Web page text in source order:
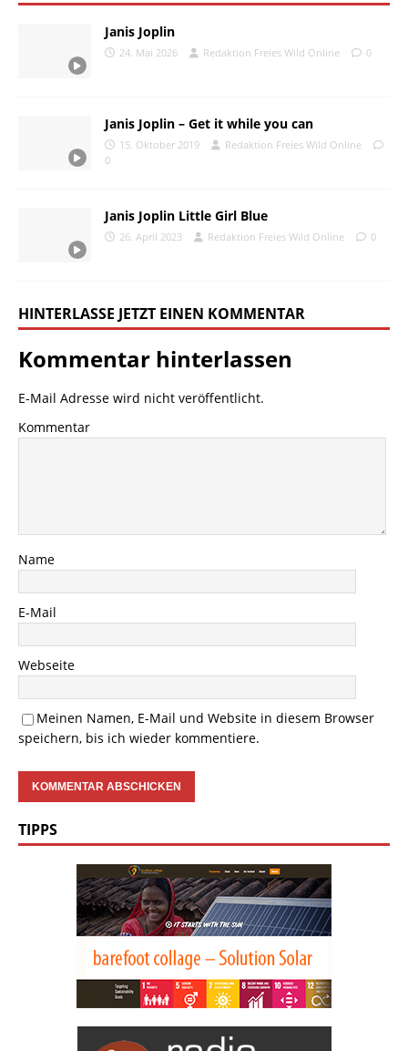
Janis Joplin
24. Mai 2026 Redaktion Freies Wild Online 0
Janis Joplin – Get it while you can
15. Oktober 2019
Redaktion Freies Wild Online
0
Janis Joplin Little Girl Blue
26. April 2023 Redaktion Freies Wild Online 0
HINTERLASSE JETZT EINEN KOMMENTAR
Kommentar hinterlassen
E-Mail Adresse wird nicht veröffentlicht.
Kommentar
Name
E-Mail
Webseite
Meinen Namen, E-Mail und Website in diesem Browser
speichern, bis ich wieder kommentiere.
TIPPS